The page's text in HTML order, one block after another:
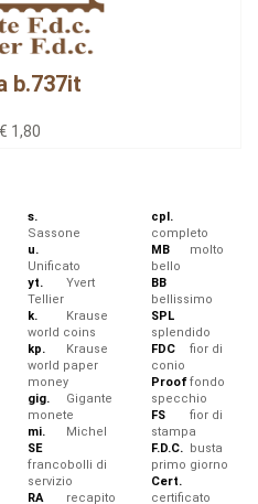
b.737it
€ 1,80
s.
Sassone
u.
Unificato
yt.
Yvert
Tellier
k.
Krause
world coins
kp.
Krause
world paper
money
gig.
Gigante
monete
mi.
Michel
SE
francobolli di
servizio
RA
recapito
cpl.
completo
MB
molto
bello
BB
bellissimo
SPL
splendido
FDC
fior di
conio
Prooffondo
specchio
FS
fior di
stampa
F.D.C. busta
primo giorno
Cert.
certificato